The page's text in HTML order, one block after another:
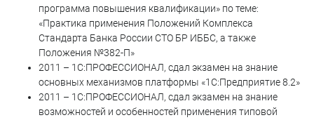
программа повышения квалификации» по теме:
«Практика применения Положений Комплекса
Стандарта Банка России СТО БР ИББС, а также
Положения №382-П»
2011 – 1С:ПРОФЕССИОНАЛ, сдал экзамен на знание
основных механизмов платформы «1С:Предприятие 8.2»
2011 – 1С:ПРОФЕССИОНАЛ, сдал экзамен на знание
возможностей и особенностей применения типовой